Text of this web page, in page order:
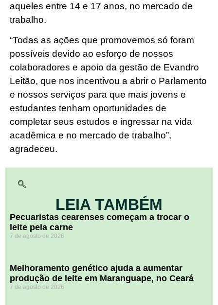
aqueles entre 14 e 17 anos, no mercado de
trabalho.
“Todas as ações que promovemos só foram
possíveis devido ao esforço de nossos
colaboradores e apoio da gestão de Evandro
Leitão, que nos incentivou a abrir o Parlamento
e nossos serviços para que mais jovens e
estudantes tenham oportunidades de
completar seus estudos e ingressar na vida
acadêmica e no mercado de trabalho”,
agradeceu.
LEIA TAMBÉM
Pecuaristas cearenses começam a trocar o
leite pela carne
7 de agosto de 2026
Melhoramento genético ajuda a aumentar
produção de leite em Maranguape, no Ceará
7 de agosto de 2026